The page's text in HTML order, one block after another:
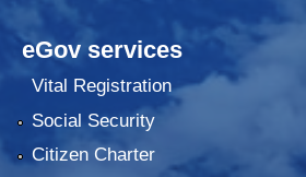
eGov services
Vital Registration
Social Security
Citizen Charter